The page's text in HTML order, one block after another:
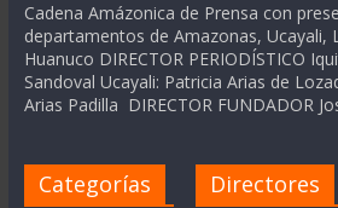
Cadena Amázonica de Prensa con
departamentos de Amazonas, Ucayali,
Huanuco DIRECTOR PERIODÍSTICO
Sandoval Ucayali: Patricia Arias de
Arias Padilla DIRECTOR FUNDADOR
Categorías Directores